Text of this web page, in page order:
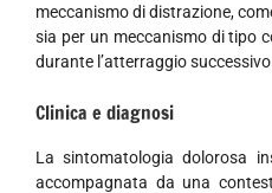
meccanismo di distrazione,
sia per un meccanismo di tipo
durante l’atterraggio
Clinica e diagnosi
La sintomatologia dolorosa
accompagnata da una